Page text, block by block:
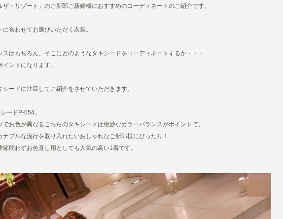
・リゾート」のご新郎ご新婦様におすすめのコーディネートのご紹介です。
合わせてお選びいただく衣裳。
はもちろん、そこにどのようなタキシードをコーディネートするか・・・
ントになります。
ードに注目してご紹介をさせていただきます。
ードP-054。
お色が異なるこちらのタキシードは絶妙なカラーバランスがポイントで、
ブルな流行を取り入れたいおしゃれなご新郎様にぴったり！
問わずお色直し用としても人気の高い1着です。